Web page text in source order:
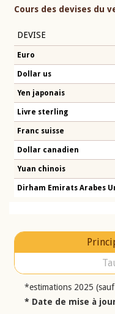
Cours des devises du
DEVISE
Euro
Dollar us
Yen japonais
Livre sterling
Franc suisse
Dollar canadien
Yuan chinois
Dirham Emirats Arabes
*estimations 2025
* Date de mise à